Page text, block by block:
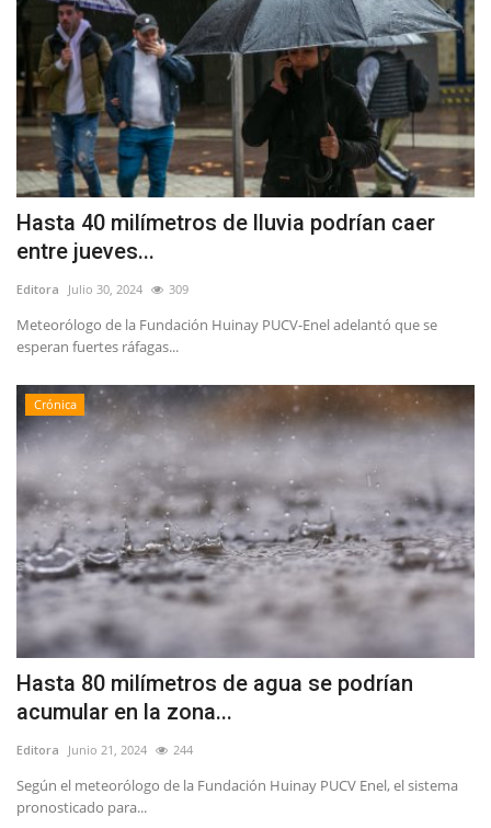
Hasta 40 milímetros de lluvia podrían caer
entre jueves...
Editora Julio 30, 2024 309
Meteorólogo de la Fundación Huinay PUCV-Enel adelantó que se
esperan fuertes ráfagas...
Crónica
Hasta 80 milímetros de agua se podrían
acumular en la zona...
Editora Junio 21, 2024 244
Según el meteorólogo de la Fundación Huinay PUCV Enel, el sistema
pronosticado para...